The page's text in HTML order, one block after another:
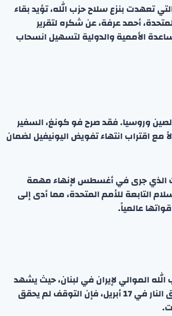
تعهدت بنزع سلاح حزب الله، تؤيد بقاء
أحمد عرفة، عن شكره لتقرير
الأممية والدولية لتسهيل انسحاب
وروسيا. فقد صرح فو كونغ، السفير
مع اقتراب انتهاء تفويض اليونيفيل لضمان
الذي جرى في أغسطس لإنهاء مهمة
التابعة للأمم المتحدة، مما أدى إلى
عالمياً.
الموالي لإيران في لبنان، حيث يشهد
أعمق توغل عسكري له منذ 26 عاماً. وعلى الرغم من إعلان وقف إطلاق النار في 17 أبريل، فإن التوقف لم يحقق